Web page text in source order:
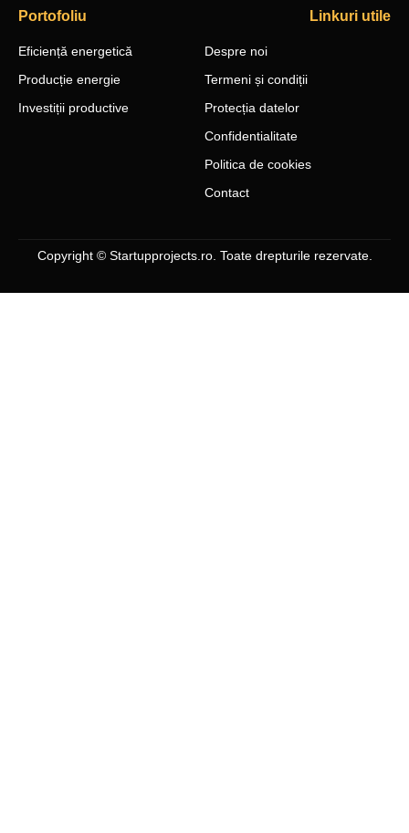
Portofoliu
Eficiență energetică
Producție energie
Investiții productive
Linkuri utile
Despre noi
Termeni și condiții
Protecția datelor
Confidentialitate
Politica de cookies
Contact
Copyright © Startupprojects.ro. Toate drepturile rezervate.